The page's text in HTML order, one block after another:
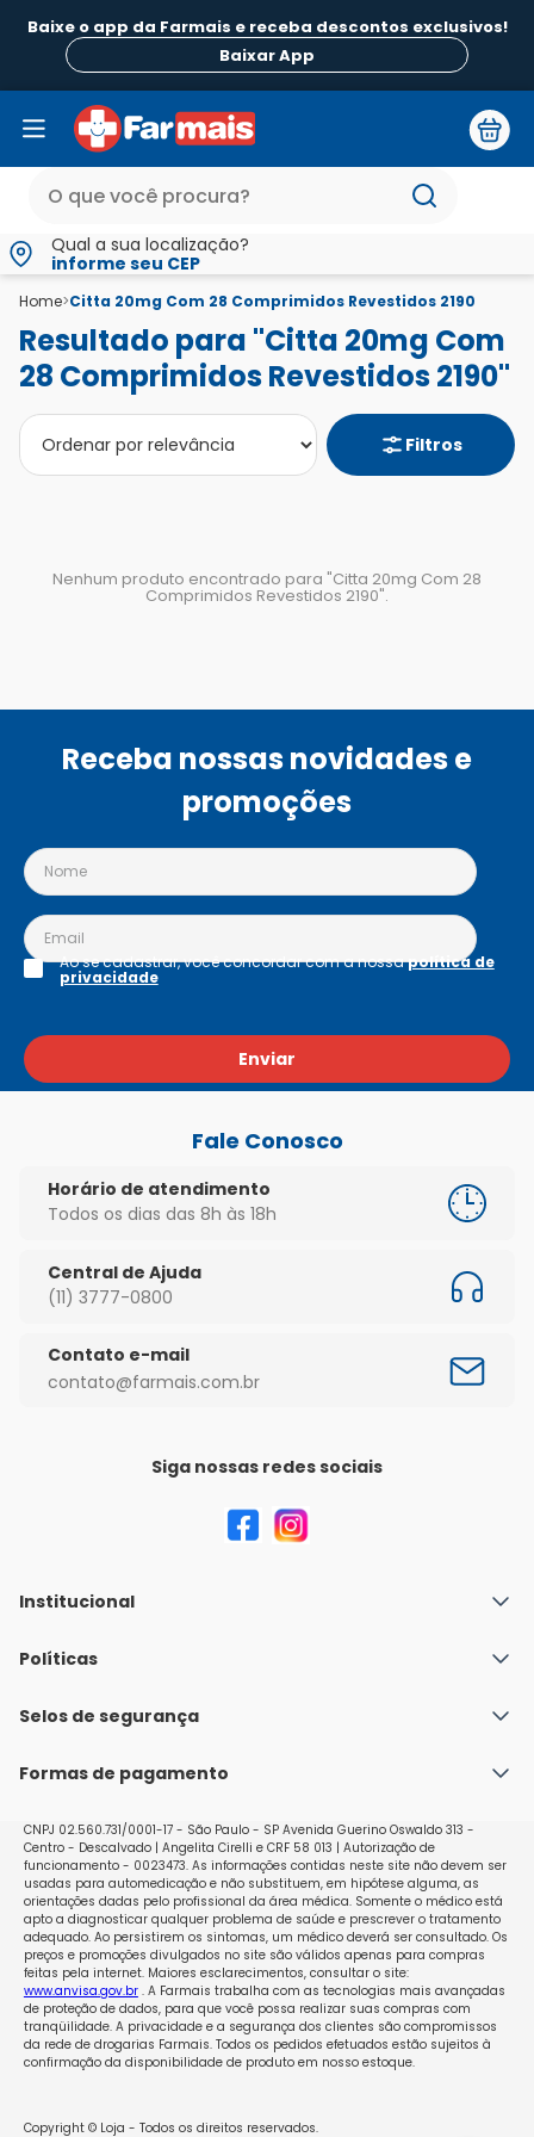
Baixe o app da Farmais e receba descontos exclusivos!
Baixar App
Qual a sua localização?
informe seu CEP
Home>Citta 20mg Com 28 Comprimidos Revestidos 2190
Resultado para "Citta 20mg Com
28 Comprimidos Revestidos 2190"
Filtros
Nenhum produto encontrado para "Citta 20mg Com 28
Comprimidos Revestidos 2190".
Receba nossas novidades e
promoções
Enviar
Ao se cadastrar, você concordar com a nossapolítica de
privacidade
Fale Conosco
Horário de atendimento
Todos os dias das 8h às 18h
Central de Ajuda
(11) 3777-0800
Contato e-mail
contato@farmais.com.br
Siga nossas redes sociais
Institucional
Quem Somos
Nossas lojas
Políticas
Política de Envio
Políticas de Trocas e Devoluções
Selos de segurança
Formas de pagamento
CNPJ 02.560.731/0001-17 - São Paulo - SP Avenida Guerino Oswaldo 313 -
Centro - Descalvado | Angelita Cirelli e CRF 58 013 | Autorização de
funcionamento - 0023473. As informações contidas neste site não devem ser
usadas para automedicação e não substituem, em hipótese alguma, as
orientações dadas pelo profissional da área médica. Somente o médico está
apto a diagnosticar qualquer problema de saúde e prescrever o tratamento
adequado. Ao persistirem os sintomas, um médico deverá ser consultado. Os
preços e promoções divulgados no site são válidos apenas para compras
feitas pela internet. Maiores esclarecimentos, consultar o site:
www.anvisa.gov.br. A Farmais trabalha com as tecnologias mais avançadas
de proteção de dados, para que você possa realizar suas compras com
tranqüilidade. A privacidade e a segurança dos clientes são compromissos
da rede de drogarias Farmais. Todos os pedidos efetuados estão sujeitos à
confirmação da disponibilidade de produto em nosso estoque.
Copyright © Loja - Todos os direitos reservados.